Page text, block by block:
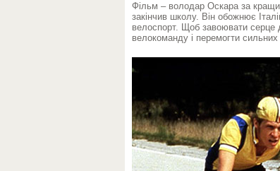
Фільм – володар Оскара за
закінчив школу. Він обожнює
велоспорт. Щоб завоювати серце
велокоманду і перемогти сильних